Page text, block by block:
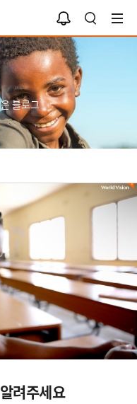
검
색
알
림
함
블로그
려주세요